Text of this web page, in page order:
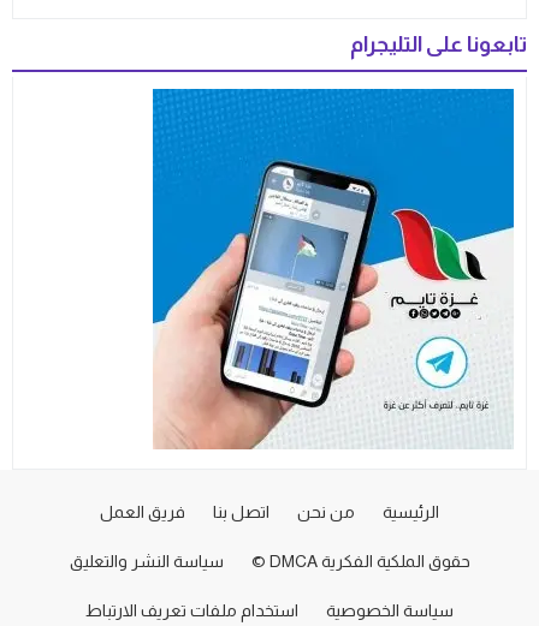
تابعونا على التليجرام
الرئيسية من نحن اتصل بنا فريق العمل
حقوق الملكية الفكرية DMCA © سياسة النشر والتعليق
سياسة الخصوصية استخدام ملفات تعريف الارتباط